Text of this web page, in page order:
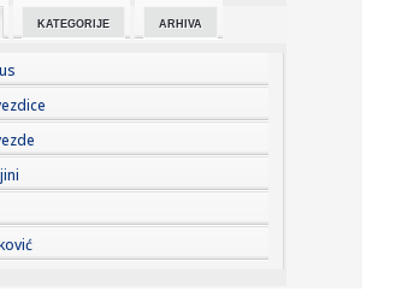
tragedija: Čak 96 ljudi stradalo pokušavajući
negira da je UEFA podmićivala njegovu navodnu
Nove pretnje Veranu Matiću vešanjem,
pripremna utakmica rukometaša Dubočice i
KATEGORIJE ARHIVA